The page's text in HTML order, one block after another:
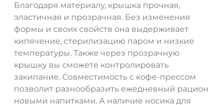
Благодаря материалу, крышка прочная,
эластичная и прозрачная. Без изменения
формы и своих свойств она выдерживает
кипячение, стерилизацию паром и низкие
температуры. Также через прозрачную
крышку вы сможете контролировать
закипание. Совместимость с кофе-прессом
позволит разнообразить ежедневный рацион
новыми напитками. А наличие носика для